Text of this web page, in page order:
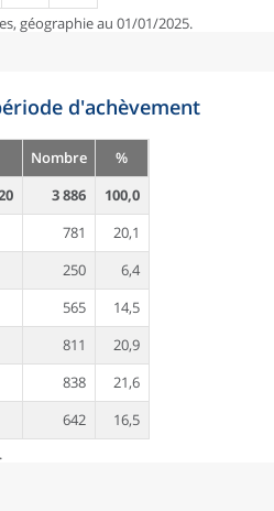
géographie au 01/01/2025.
d'achèvement
Nombre
%
3 886
100,0
781
20,1
250
6,4
565
14,5
811
20,9
838
21,6
642
16,5